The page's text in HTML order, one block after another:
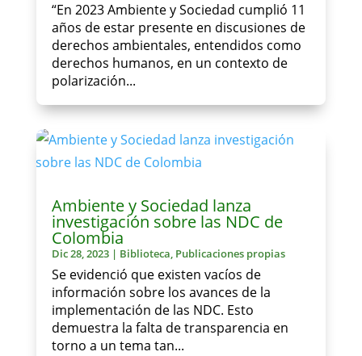
“En 2023 Ambiente y Sociedad cumplió 11
años de estar presente en discusiones de
derechos ambientales, entendidos como
derechos humanos, en un contexto de
polarización...
Ambiente y Sociedad lanza
investigación sobre las NDC de
Colombia
Dic 28, 2023| Biblioteca, Publicaciones propias
Se evidenció que existen vacíos de
información sobre los avances de la
implementación de las NDC. Esto
demuestra la falta de transparencia en
torno a un tema tan...